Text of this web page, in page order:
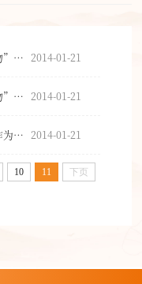
2014-01-21
“第五届全国高校辅导员年度人物”评选结果揭晓
2014-01-21
“第二届全国高校辅导员年度人物”获得者名单公示
2014-01-21
北京林大吴斌：将生态文明教育作为终生教育
10 11
下页